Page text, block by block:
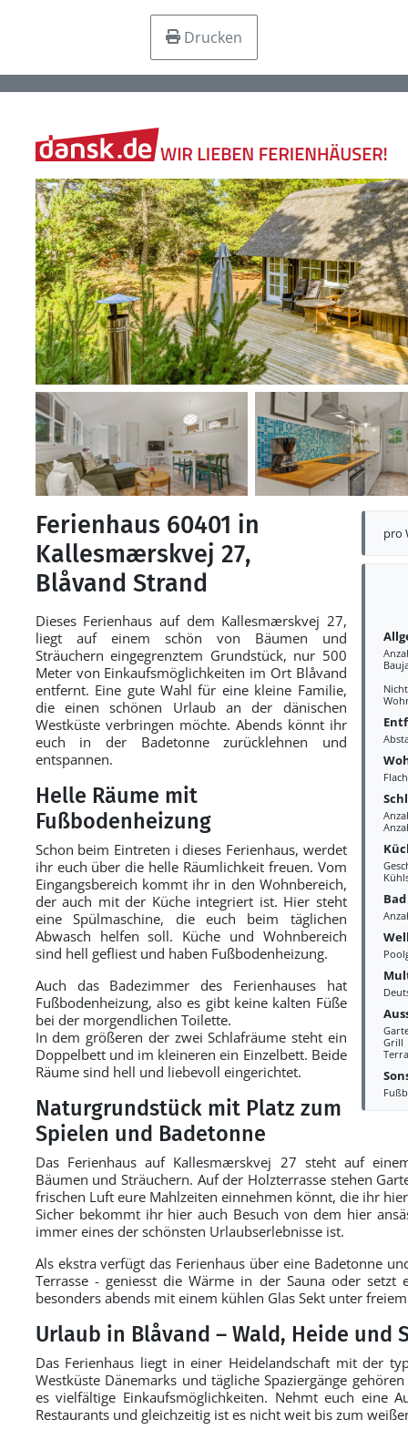
Drucken
pro
Bad
Grill
Ferienhaus 60401 in
Kallesmærskvej 27,
Blåvand Strand
Dieses Ferienhaus auf dem Kallesmærskvej 27,
liegt auf einem schön von Bäumen und
Sträuchern eingegrenztem Grundstück, nur 500
Meter von Einkaufsmöglichkeiten im Ort Blåvand
entfernt. Eine gute Wahl für eine kleine Familie,
die einen schönen Urlaub an der dänischen
Westküste verbringen möchte. Abends könnt ihr
euch in der Badetonne zurücklehnen und
entspannen.
Helle Räume mit
Fußbodenheizung
Schon beim Eintreten i dieses Ferienhaus, werdet
ihr euch über die helle Räumlichkeit freuen. Vom
Eingangsbereich kommt ihr in den Wohnbereich,
der auch mit der Küche integriert ist. Hier steht
eine Spülmaschine, die euch beim täglichen
Abwasch helfen soll. Küche und Wohnbereich
sind hell gefliest und haben Fußbodenheizung.
Auch das Badezimmer des Ferienhauses hat
Fußbodenheizung, also es gibt keine kalten Füße
bei der morgendlichen Toilette.
In dem größeren der zwei Schlafräume steht ein
Doppelbett und im kleineren ein Einzelbett. Beide
Räume sind hell und liebevoll eingerichtet.
Naturgrundstück mit Platz zum
Spielen und Badetonne
Das Ferienhaus auf Kallesmærskvej 27 steht auf
Bäumen und Sträuchern. Auf der Holzterrasse stehen
frischen Luft eure Mahlzeiten einnehmen könnt, die ihr
Sicher bekommt ihr hier auch Besuch von dem hier
immer eines der schönsten Urlaubserlebnisse ist.
Als ekstra verfügt das Ferienhaus über eine Badetonne
Terrasse - geniesst die Wärme in der Sauna oder setzt
besonders abends mit einem kühlen Glas Sekt unter
Urlaub in Blåvand – Wald, Heide und
Das Ferienhaus liegt in einer Heidelandschaft mit der
Westküste Dänemarks und tägliche Spaziergänge
es vielfältige Einkaufsmöglichkeiten. Nehmt euch eine
Restaurants und gleichzeitig ist es nicht weit bis zum